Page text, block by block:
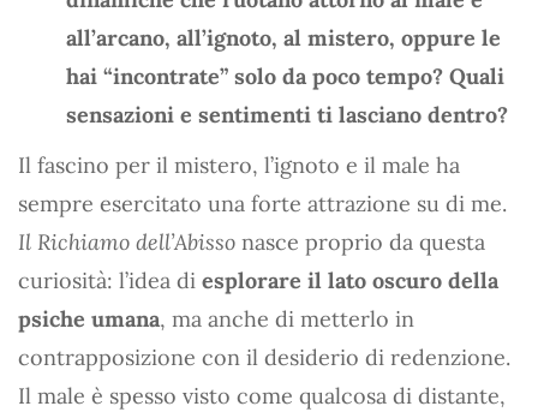
all’arcano, all’ignoto, al mistero, oppure le
hai “incontrate” solo da poco tempo? Quali
sensazioni e sentimenti ti lasciano dentro?
Il fascino per il mistero, l’ignoto e il male ha
sempre esercitato una forte attrazione su di me.
Il Richiamo dell’Abisso nasce proprio da questa
curiosità: l’idea di esplorare il lato oscuro della
psiche umana, ma anche di metterlo in
contrapposizione con il desiderio di redenzione.
Il male è spesso visto come qualcosa di distante,